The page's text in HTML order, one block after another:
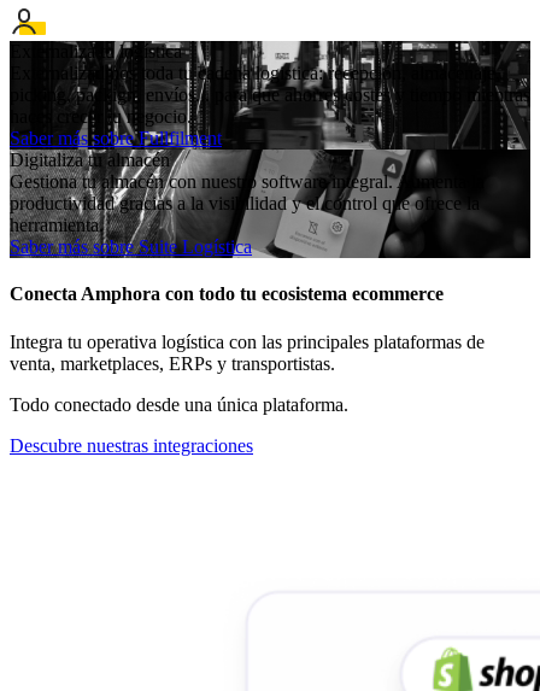
Externaliza tu logística
Externalizadmos toda tu cadena logistica: recepción, almacenaje,
picking, packign, envíos... para que ahorres costes y tiempo mientras
haces crecer tu negocio.
Saber más sobre Fullfilment
Digitaliza tu almacén
Gestiona tu almacén con nuestro software integral. Aumenta la
productividad gracias a la visibilidad y el control que ofrece la
herramienta.
Saber más sobre Suite Logística
Conecta Amphora con todo tu ecosistema ecommerce
Integra tu operativa logística con las principales plataformas de
venta, marketplaces, ERPs y transportistas.
Todo conectado desde una única plataforma.
Descubre nuestras integraciones